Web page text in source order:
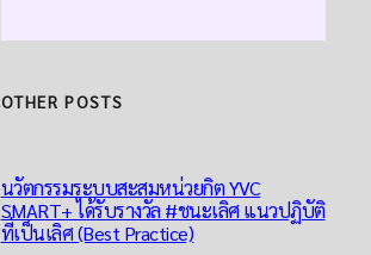
OTHER POSTS
นวัตกรรมระบบสะสมหน่วยกิต YVC
SMART+ ได้รับรางวัล #ชนะเลิศ แนวปฏิบัติ
ที่เป็นเลิศ (Best Practice)